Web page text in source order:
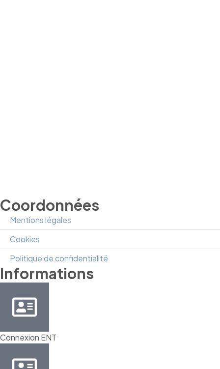
Coordonnées
Mentions légales
Cookies
Politique de confidentialité
Informations
Connexion ENT